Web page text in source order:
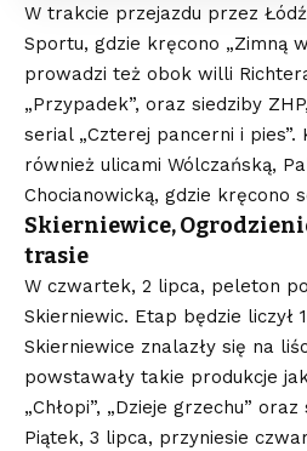
W trakcie przejazdu przez
Sportu, gdzie kręcono „Zimną
prowadzi też obok willi
„Przypadek”, oraz siedziby
serial „Czterej pancerni i pies”.
również ulicami Wólczańską,
Chocianowicką, gdzie kręcono
Skierniewice,
trasie
W czwartek, 2 lipca, peleton
Skierniewic. Etap będzie liczył
Skierniewice znalazły się na
powstawały takie produkcje
„Chłopi”, „Dzieje grzechu”
Piątek, 3 lipca, przyniesie